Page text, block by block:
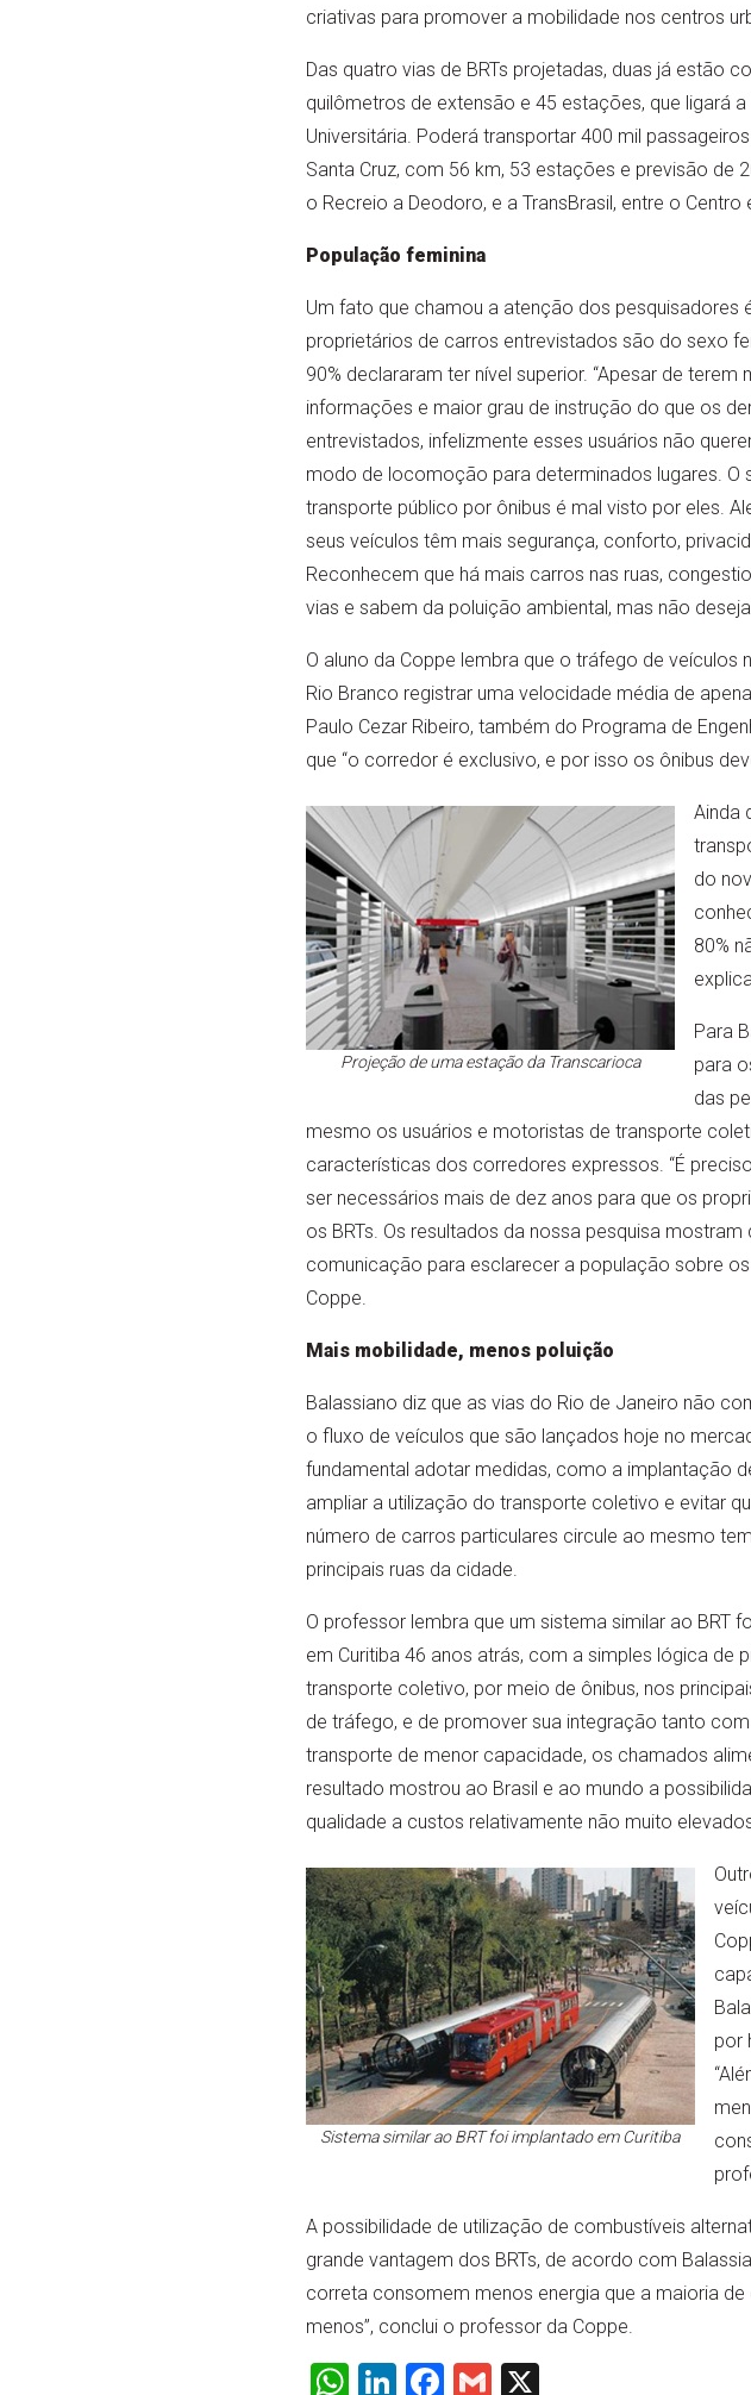
criativas para promover a mobilidade nos centros
Das quatro vias de BRTs projetadas, duas já estão
quilômetros de extensão e 45 estações, que ligará
Universitária. Poderá transportar 400 mil
Santa Cruz, com 56 km, 53 estações e previsão de
o Recreio a Deodoro, e a TransBrasil, entre o
População feminina
Um fato que chamou a atenção dos pesquisadores
proprietários de carros entrevistados são do sexo
90% declararam ter nível superior. “Apesar de terem
informações e maior grau de instrução do que os
entrevistados, infelizmente esses usuários não
modo de locomoção para determinados lugares. O
transporte público por ônibus é mal visto por eles.
seus veículos têm mais segurança, conforto,
Reconhecem que há mais carros nas ruas,
vias e sabem da poluição ambiental, mas não
O aluno da Coppe lembra que o tráfego de
Rio Branco registrar uma velocidade média de
Paulo Cezar Ribeiro, também do Programa de
que “o corredor é exclusivo, e por isso os ônibus
Projeção de uma estação da Transcarioca
Ainda
do
80%
Para
para
das
mesmo os usuários e motoristas de transporte
características dos corredores expressos. “É
ser necessários mais de dez anos para que os
os BRTs. Os resultados da nossa pesquisa
comunicação para esclarecer a população sobre
Coppe.
Mais mobilidade, menos poluição
Balassiano diz que as vias do Rio de Janeiro não
o fluxo de veículos que são lançados hoje no
fundamental adotar medidas, como a implantação
ampliar a utilização do transporte coletivo e evitar
número de carros particulares circule ao mesmo
principais ruas da cidade.
O professor lembra que um sistema similar ao BRT
em Curitiba 46 anos atrás, com a simples lógica de
transporte coletivo, por meio de ônibus, nos
de tráfego, e de promover sua integração tanto
transporte de menor capacidade, os chamados
resultado mostrou ao Brasil e ao mundo a
qualidade a custos relativamente não muito
Sistema similar ao BRT foi implantado em Curitiba
por
A possibilidade de utilização de combustíveis
grande vantagem dos BRTs, de acordo com
correta consomem menos energia que a maioria
menos”, conclui o professor da Coppe.
WhatsApp
LinkedIn
Facebook
Gmail
X